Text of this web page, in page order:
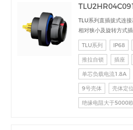
TLU系列直插拔式连
相对狭小及旋转方式
于电台设备、加固计
备、音频视频设备、
直流、高速、射频、
TLU系列 IP68
推拉自锁 插座
单芯负载电流1.8A
9号壳体 壳体定
绝缘电阻大于5000